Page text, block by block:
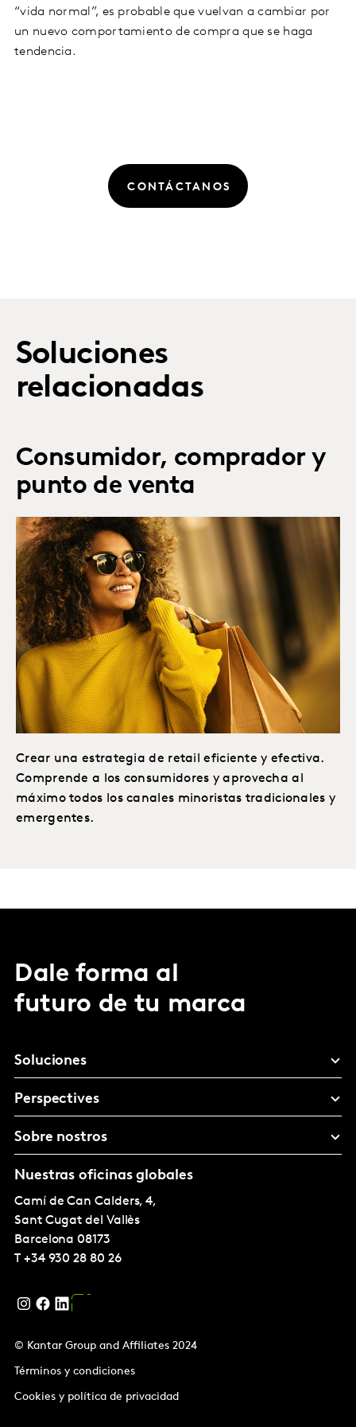
“vida normal”, es probable que vuelvan a cambiar por
un nuevo comportamiento de compra que se haga
tendencia.
CONTÁCTANOS
Soluciones
relacionadas
Consumidor, comprador y
punto de venta
Crear una estrategia de retail eficiente y efectiva.
Comprende a los consumidores y aprovecha al
máximo todos los canales minoristas tradicionales y
emergentes.
Dale forma al
futuro de tu marca
Soluciones
Perspectives
Sobre nostros
Nuestras oficinas globales
Camí de Can Calders, 4,
Sant Cugat del Vallès
Barcelona 08173
T +34 930 28 80 26
© Kantar Group and Affiliates 2024
Términos y condiciones
Cookies y política de privacidad